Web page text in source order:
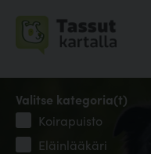
Valitse kategoria(t)
Koirapuisto
Eläinlääkäri